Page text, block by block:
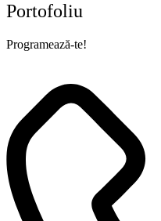
Portofoliu
Programează-te!